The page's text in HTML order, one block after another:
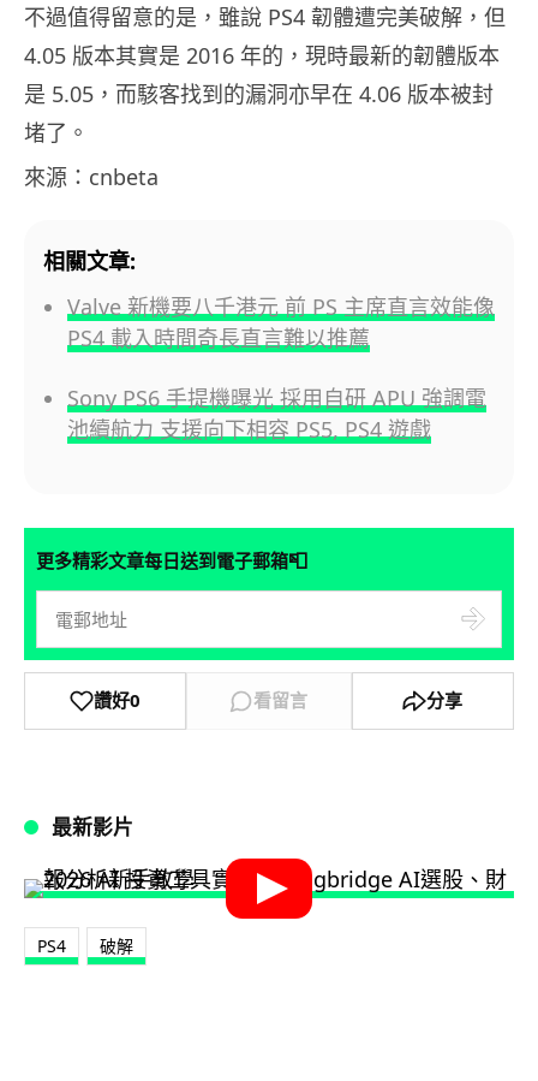
不過值得留意的是，雖說 PS4 韌體遭完美破解，但
4.05 版本其實是 2016 年的，現時最新的韌體版本
是 5.05，而駭客找到的漏洞亦早在 4.06 版本被封
堵了。
來源：cnbeta
相關文章:
Valve 新機要八千港元 前 PS 主席直言效能像
PS4 載入時間奇長直言難以推薦
Sony PS6 手提機曝光 採用自研 APU 強調電
池續航力 支援向下相容 PS5, PS4 遊戲
更多精彩文章每日送到電子郵箱📮
讚好0 看留言 分享
最新影片
PS4 破解